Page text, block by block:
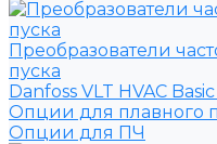
Преобразователи
пуска
Danfoss VLT HVAC
Опции для плавного
Опции для ПЧ